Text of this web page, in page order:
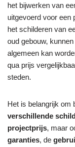
het bijwerken van
uitgevoerd voor een
het schilderen van
oud gebouw,
algemeen kan
qua prijs
steden.
Het is belangrijk om
verschillende
projectprijs, maar
garanties, de